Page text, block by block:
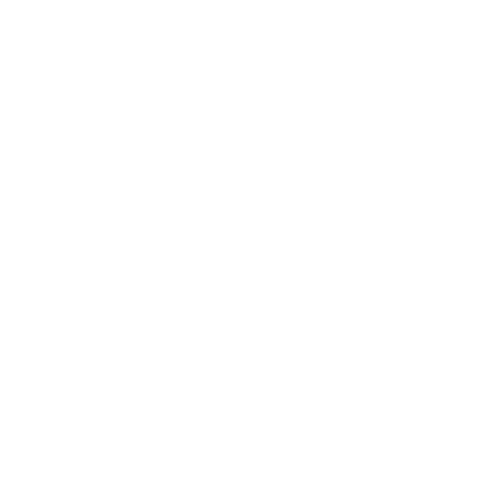
Y \quad (\text{but } Z \not\rightarrow Y \text{
\hat{\alpha}_1 Z
+ \epsilon